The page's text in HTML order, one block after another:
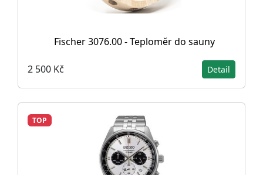
Fischer 3076.00 - Teploměr do sauny
2 500 Kč Detail
TOP